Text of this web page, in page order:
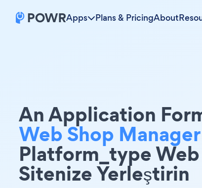
Apps Plans & PricingAbout
An Application
Web Shop Manager
Platform_type Web
Sitenize Yerleştirin